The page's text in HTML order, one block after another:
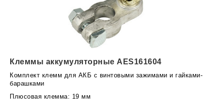
Клеммы аккумуляторные AES161604
Комплект клемм для АКБ с винтовыми зажимами и гайками-
барашками
Плюсовая клемма: 19 мм